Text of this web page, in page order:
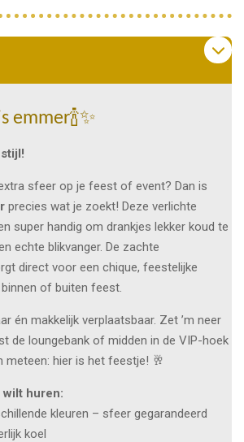
emmer🍾✨
sfeer op je feest of event? Dan is
precies wat je zoekt! Deze verlichte
super handig om drankjes lekker koud te
echte blikvanger. De zachte
direct voor een chique, feestelijke
of buiten feest.
én makkelijk verplaatsbaar. Zet ’m neer
de loungebank of midden in de VIP-hoek
meteen: hier is het feestje! 🥂
wilt huren:
kleuren – sfeer gegarandeerd
koel